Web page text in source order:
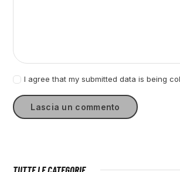
I agree that my submitted data is being
TUTTE LE CATEGORIE